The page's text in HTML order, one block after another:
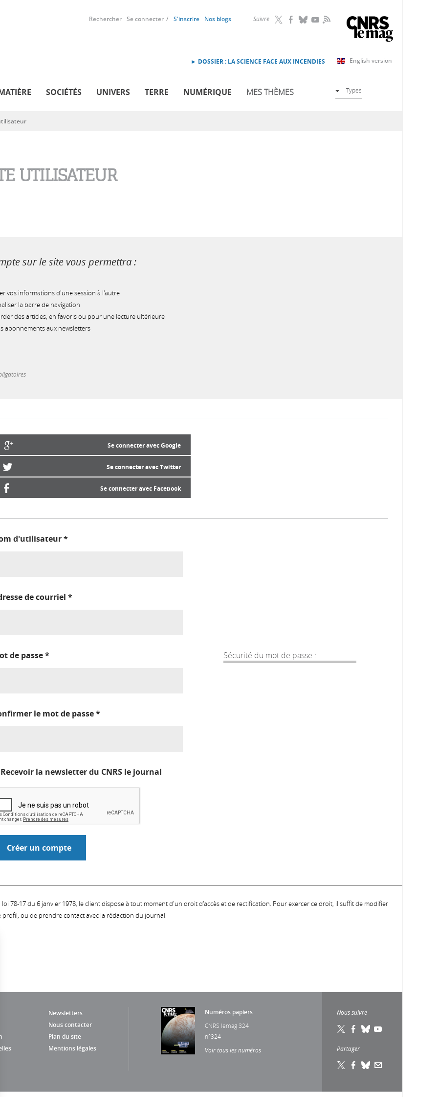
Suivre RSS
Rechercher Se connecter S'inscrire Nos blogs
English version
► DOSSIER : LA SCIENCE FACE AUX INCENDIES
SOCIÉTÉS UNIVERS TERRE NUMÉRIQUE MES THÈMES Types
UTILISATEUR
sur le site vous permettra :
vos informations d'une session à l'autre
la barre de navigation
des articles, en favoris ou pour une lecture ultérieure
abonnements aux newsletters
Se connecter avec Google
Se connecter avec Twitter
Se connecter avec Facebook
d'utilisateur*
de courriel *
Sécurité du mot de passe :
de passe*
le mot de passe*
Recevoir la newsletter du CNRS le journal
78-17 du 6 janvier 1978, le client dispose à tout moment d'un droit d'accès et de rectification. Pour exercer ce droit, il suffit de modifier
ou de prendre contact avec la rédaction du journal.
Newsletters
Nous contacter
Plan du site
Mentions légales
Numéros papiers
CNRS lemag 324
n°324
Voir tous les numéros
Nous suivre
Partager